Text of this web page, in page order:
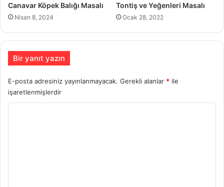
Canavar Köpek Balığı Masalı
Nisan 8, 2024
Tontiş ve Yeğenleri Masalı
Ocak 28, 2022
Bir yanıt yazın
E-posta adresiniz yayınlanmayacak. Gerekli alanlar * ile
işaretlenmişlerdir